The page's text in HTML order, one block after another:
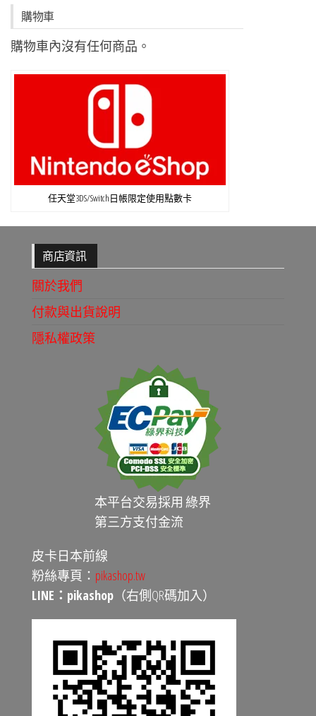
購物車
購物車內沒有任何商品。
任天堂3DS/Switch日帳限定使用點數卡
商店資訊
關於我們
付款與出貨說明
隱私權政策
本平台交易採用 綠界
第三方支付金流
皮卡日本前線
粉絲專頁： pikashop.tw
LINE：pikashop （右側QR碼加入）